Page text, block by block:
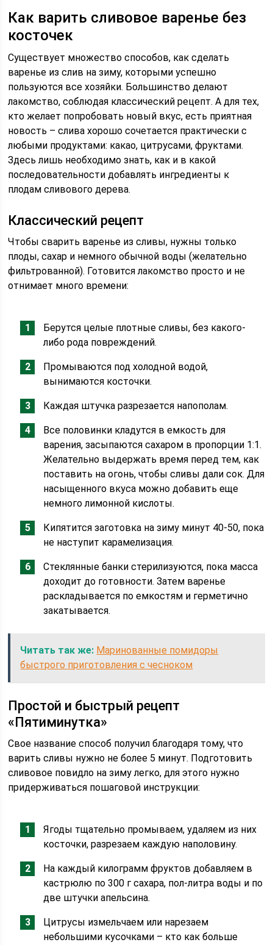
Как варить сливовое варенье без
косточек
Существует множество способов, как сделать
варенье из слив на зиму, которыми успешно
пользуются все хозяйки. Большинство делают
лакомство, соблюдая классический рецепт. А для тех,
кто желает попробовать новый вкус, есть приятная
новость – слива хорошо сочетается практически с
любыми продуктами: какао, цитрусами, фруктами.
Здесь лишь необходимо знать, как и в какой
последовательности добавлять ингредиенты к
плодам сливового дерева.
Классический рецепт
Чтобы сварить варенье из сливы, нужны только
плоды, сахар и немного обычной воды (желательно
фильтрованной). Готовится лакомство просто и не
отнимает много времени:
Берутся целые плотные сливы, без какого-
либо рода повреждений.
Промываются под холодной водой,
вынимаются косточки.
Каждая штучка разрезается напополам.
Все половинки кладутся в емкость для
варения, засыпаются сахаром в пропорции 1:1.
Желательно выдержать время перед тем, как
поставить на огонь, чтобы сливы дали сок. Для
насыщенного вкуса можно добавить еще
немного лимонной кислоты.
Кипятится заготовка на зиму минут 40-50, пока
не наступит карамелизация.
Стеклянные банки стерилизуются, пока масса
доходит до готовности. Затем варенье
раскладывается по емкостям и герметично
закатывается.
Читать так же: Маринованные помидоры
быстрого приготовления с чесноком
Простой и быстрый рецепт
«Пятиминутка»
Свое название способ получил благодаря тому, что
варить сливы нужно не более 5 минут. Подготовить
сливовое повидло на зиму легко, для этого нужно
придерживаться пошаговой инструкции:
Ягоды тщательно промываем, удаляем из них
косточки, разрезаем каждую наполовину.
На каждый килограмм фруктов добавляем в
кастрюлю по 300 г сахара, пол-литра воды и по
две штучки апельсина.
Цитрусы измельчаем или нарезаем
небольшими кусочками – кто как больше